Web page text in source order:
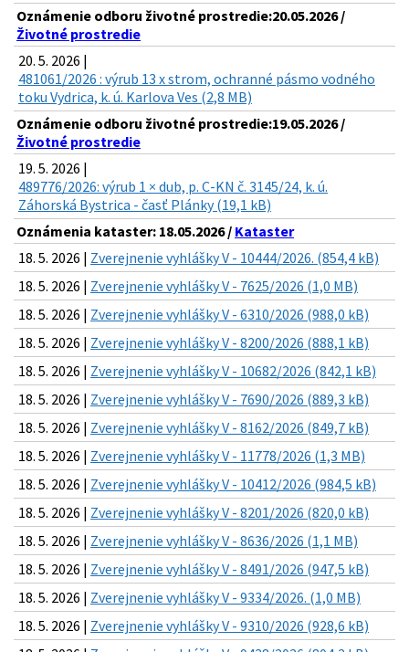
Oznámenie odboru životné prostredie:20.05.2026 /
Životné prostredie
20. 5. 2026 |
481061/2026 : výrub 13 x strom, ochranné pásmo vodného
toku Vydrica, k. ú. Karlova Ves (2,8 MB)
Oznámenie odboru životné prostredie:19.05.2026 /
Životné prostredie
19. 5. 2026 |
489776/2026: výrub 1 × dub, p. C-KN č. 3145/24, k. ú.
Záhorská Bystrica - časť Plánky (19,1 kB)
Oznámenia kataster: 18.05.2026 / Kataster
18. 5. 2026 | Zverejnenie vyhlášky V - 10444/2026. (854,4 kB)
18. 5. 2026 | Zverejnenie vyhlášky V - 7625/2026 (1,0 MB)
18. 5. 2026 | Zverejnenie vyhlášky V - 6310/2026 (988,0 kB)
18. 5. 2026 | Zverejnenie vyhlášky V - 8200/2026 (888,1 kB)
18. 5. 2026 | Zverejnenie vyhlášky V - 10682/2026 (842,1 kB)
18. 5. 2026 | Zverejnenie vyhlášky V - 7690/2026 (889,3 kB)
18. 5. 2026 | Zverejnenie vyhlášky V - 8162/2026 (849,7 kB)
18. 5. 2026 | Zverejnenie vyhlášky V - 11778/2026 (1,3 MB)
18. 5. 2026 | Zverejnenie vyhlášky V - 10412/2026 (984,5 kB)
18. 5. 2026 | Zverejnenie vyhlášky V - 8201/2026 (820,0 kB)
18. 5. 2026 | Zverejnenie vyhlášky V - 8636/2026 (1,1 MB)
18. 5. 2026 | Zverejnenie vyhlášky V - 8491/2026 (947,5 kB)
18. 5. 2026 | Zverejnenie vyhlášky V - 9334/2026. (1,0 MB)
18. 5. 2026 | Zverejnenie vyhlášky V - 9310/2026 (928,6 kB)